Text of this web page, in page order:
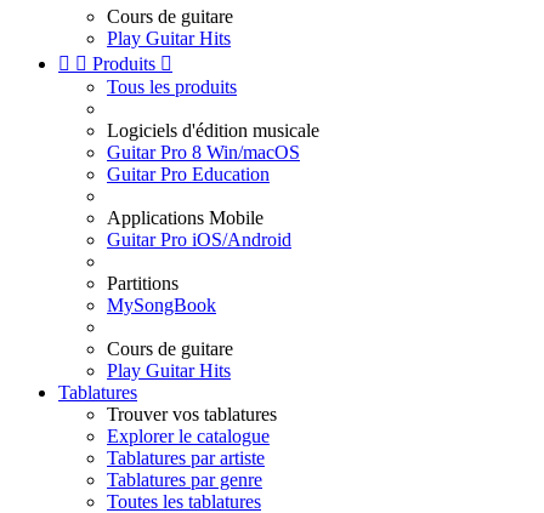
Cours de guitare
Play Guitar Hits
  Produits 
Tous les produits
Logiciels d'édition musicale
Guitar Pro 8 Win/macOS
Guitar Pro Education
Applications Mobile
Guitar Pro iOS/Android
Partitions
MySongBook
Cours de guitare
Play Guitar Hits
Tablatures
Trouver vos tablatures
Explorer le catalogue
Tablatures par artiste
Tablatures par genre
Toutes les tablatures